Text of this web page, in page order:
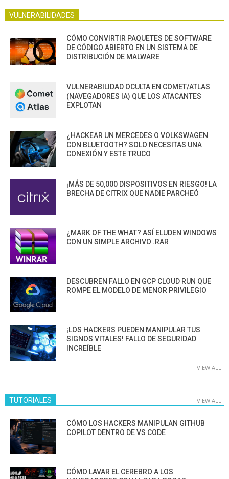
VULNERABILIDADES
CÓMO CONVIRTIR PAQUETES DE SOFTWARE
DE CÓDIGO ABIERTO EN UN SISTEMA DE
DISTRIBUCIÓN DE MALWARE
VULNERABILIDAD OCULTA EN COMET/ATLAS
(NAVEGADORES IA) QUE LOS ATACANTES
EXPLOTAN
¿HACKEAR UN MERCEDES O VOLKSWAGEN
CON BLUETOOTH? SOLO NECESITAS UNA
CONEXIÓN Y ESTE TRUCO
¡MÁS DE 50,000 DISPOSITIVOS EN RIESGO! LA
BRECHA DE CITRIX QUE NADIE PARCHEÓ
¿MARK OF THE WHAT? ASÍ ELUDEN WINDOWS
CON UN SIMPLE ARCHIVO .RAR
DESCUBREN FALLO EN GCP CLOUD RUN QUE
ROMPE EL MODELO DE MENOR PRIVILEGIO
¡LOS HACKERS PUEDEN MANIPULAR TUS
SIGNOS VITALES! FALLO DE SEGURIDAD
INCREÍBLE
VIEW ALL
TUTORIALES VIEW ALL
CÓMO LOS HACKERS MANIPULAN GITHUB
COPILOT DENTRO DE VS CODE
CÓMO LAVAR EL CEREBRO A LOS